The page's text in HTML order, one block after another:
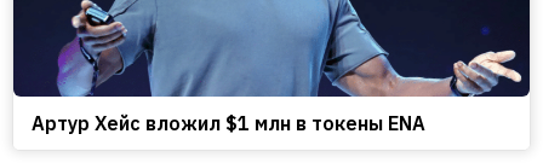
Артур Хейс вложил $1 млн в токены ENA